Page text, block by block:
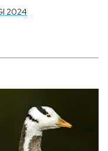
2024